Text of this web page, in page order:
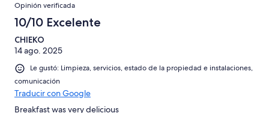
Opinión verificada
10/10 Excelente
CHIEKO
14 ago. 2025
Le gustó: Limpieza, servicios, estado de la propiedad e instalaciones,
comunicación
Traducir con Google
Breakfast was very delicious